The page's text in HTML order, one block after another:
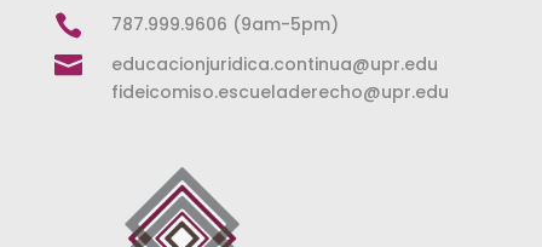
 787.999.9606 (9am-5pm)

educacionjuridica.continua@upr.edu
fideicomiso.escueladerecho@upr.edu